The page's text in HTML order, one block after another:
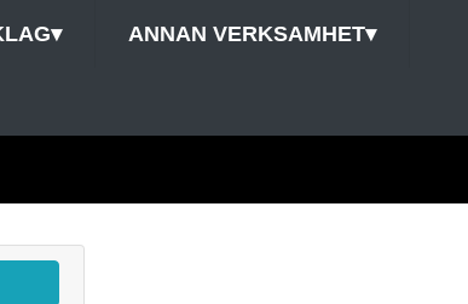
▾ ANNAN VERKSAMHET▾